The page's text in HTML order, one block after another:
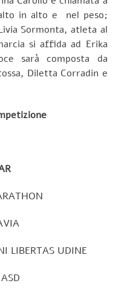
in alto e nel peso;
Sormonta, atleta al
si affida ad Erika
sarà composta da
Diletta Corradin e
LIBERTAS UDINE